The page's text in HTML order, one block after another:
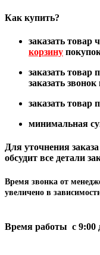
Как купить?
заказать товар
корзину
заказать товар
заказать
заказать товар
минимальная
Для уточнения
обсудит все детали
Время звонка от
увеличено в
Время работы с 9:00